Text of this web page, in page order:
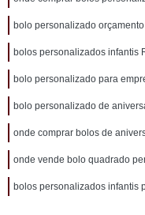
bolo personalizado
bolos personalizados infantis
bolo personalizado para
bolo personalizado de
onde comprar bolos de
onde vende bolo quadrado
bolos personalizados infantis